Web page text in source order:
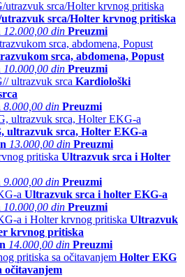
srca/Holter krvnog pritiska
12.000,00 din Preuzmi
srca, abdomena, Popust
10.000,00 din Preuzmi
Kardiološki
8.000,00 din Preuzmi
ultrazvuk srca, Holter EKG-a
13.000,00 din Preuzmi
Ultrazvuk srca i Holter
9.000,00 din Preuzmi
Ultrazvuk srca i holter EKG-a
10.000,00 din Preuzmi
Ultrazvuk
krvnog pritiska
14.000,00 din Preuzmi
Holter EKG
očitavanjem